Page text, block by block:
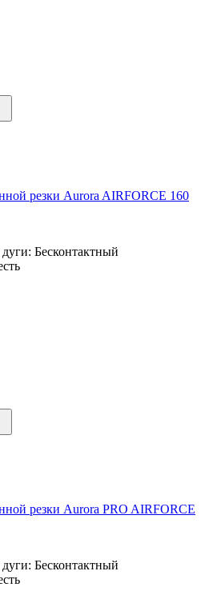
резки Aurora AIRFORCE 160
Бесконтактный
резки Aurora PRO AIRFORCE
Бесконтактный